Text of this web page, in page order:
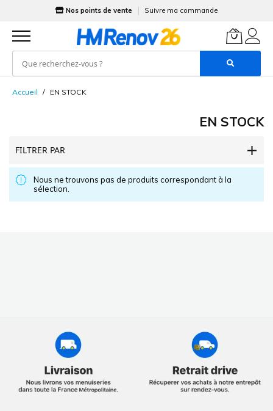
Nos points de vente Suivre ma commande
Accueil EN STOCK
EN STOCK
FILTRER PAR
Nous ne trouvons pas de produits correspondant à la
sélection.